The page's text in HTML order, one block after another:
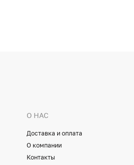
О НАС
Доставка и оплата
О компании
Контакты